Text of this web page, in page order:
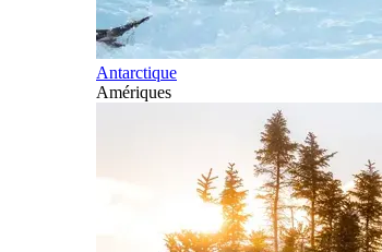
Antarctique
Amériques